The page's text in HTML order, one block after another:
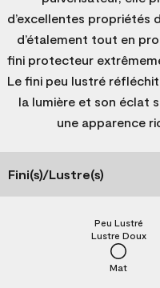
d’excellentes propriétés
d’étalement tout en
fini protecteur
Le fini peu lustré
la lumière et son éclat
une apparence
Fini(s)/Lustre(s)
Mat
Lustre Doux
Peu Lustré